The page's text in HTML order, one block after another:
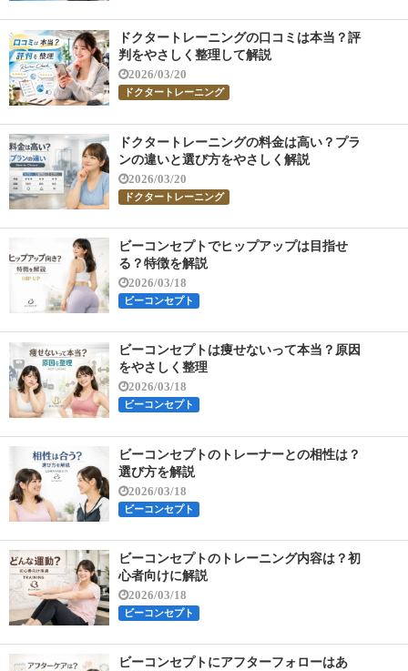
ドクタートレーニングの口コミは本当？評
判をやさしく整理して解説
2026/03/20
ドクタートレーニング
ドクタートレーニングの料金は高い？プラ
ンの違いと選び方をやさしく解説
2026/03/20
ドクタートレーニング
ビーコンセプトでヒップアップは目指せ
る？特徴を解説
2026/03/18
ビーコンセプト
ビーコンセプトは痩せないって本当？原因
をやさしく整理
2026/03/18
ビーコンセプト
ビーコンセプトのトレーナーとの相性は？
選び方を解説
2026/03/18
ビーコンセプト
ビーコンセプトのトレーニング内容は？初
心者向けに解説
2026/03/18
ビーコンセプト
ビーコンセプトにアフターフォローはあ